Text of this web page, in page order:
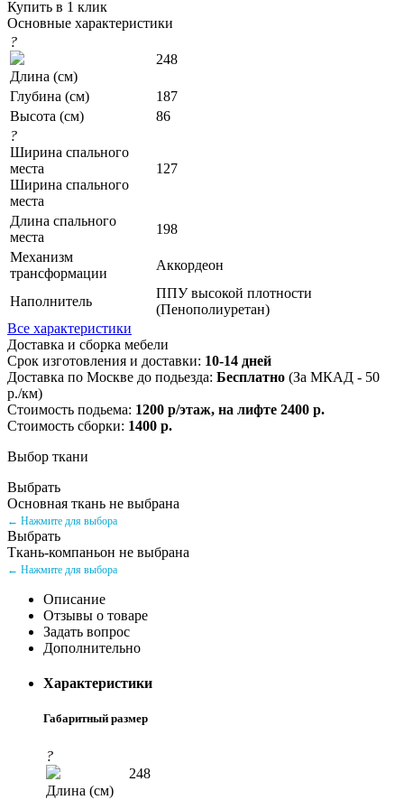
Купить в 1 клик
Основные характеристики
?
Длина (см)
248
Глубина (см)
187
Высота (см)
86
?
Ширина спального
места
Ширина спального
места
127
Длина спального
места
198
Механизм
трансформации
Аккордеон
Наполнитель
ППУ высокой плотности
(Пенополиуретан)
Все характеристики
Доставка и сборка мебели
Срок изготовления и доставки: 10-14 дней
Доставка по Москве до подьезда: Бесплатно (За МКАД - 50
р./км)
Стоимость подьема: 1200 р/этаж, на лифте 2400 р.
Стоимость сборки: 1400 р.
Выбор ткани
Выбрать
Основная ткань не выбрана
← Нажмите для выбора
Выбрать
Ткань-компаньон не выбрана
← Нажмите для выбора
Описание
Отзывы о товаре
Задать вопрос
Дополнительно
Характеристики
Габаритный размер
?
Длина (см)
248